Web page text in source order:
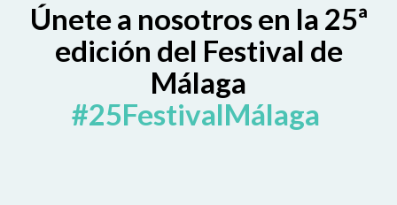
Únete a nosotros en la 25ª
edición del Festival de
Málaga
#25FestivalMálaga